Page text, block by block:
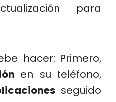
para
hacer: Primero,
en su teléfono,
seguido